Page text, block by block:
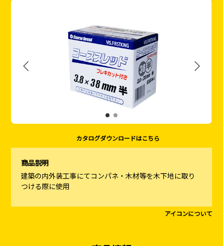
お問い合わせ
アクセス
カタログダウンロードはこちら
商品説明
建築の内外装工事にてコンパネ・木材等を木下地に取り
つける際に使用
アイコンについて